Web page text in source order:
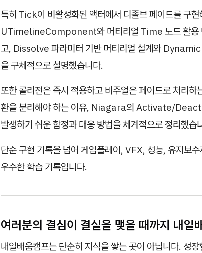
특히 Tick이 비활성화된 액터에서 디졸브 페이드를 구
UTimelineComponent와 머티리얼 Time 노드 활용
고, Dissolve 파라미터 기반 머티리얼 설계와
을 구체적으로 설명했습니다.
또한 콜리전은 즉시 적용하고 비주얼은 페이드로 처리
환을 분리해야 하는 이유, Niagara의 Activate/
발생하기 쉬운 함정과 대응 방법을 체계적으로 정리했습
단순 구현 기록을 넘어 게임플레이, VFX, 성능, 유지보
우수한 학습 기록입니다.
여러분의 결심이 결실을 맺을 때까지 내일
내일배움캠프는 단순히 지식을 쌓는 곳이 아닙니다. 성